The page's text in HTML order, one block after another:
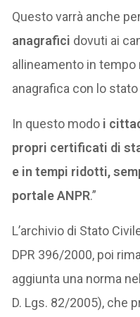
Questo varrà anche
anagrafici dovuti ai
allineamento in tempo
anagrafica con lo
In questo modo i
propri certificati di
e in tempi ridotti,
portale ANPR.”
L’archivio di Stato
DPR 396/2000, poi
aggiunta una norma
D. Lgs. 82/2005), che